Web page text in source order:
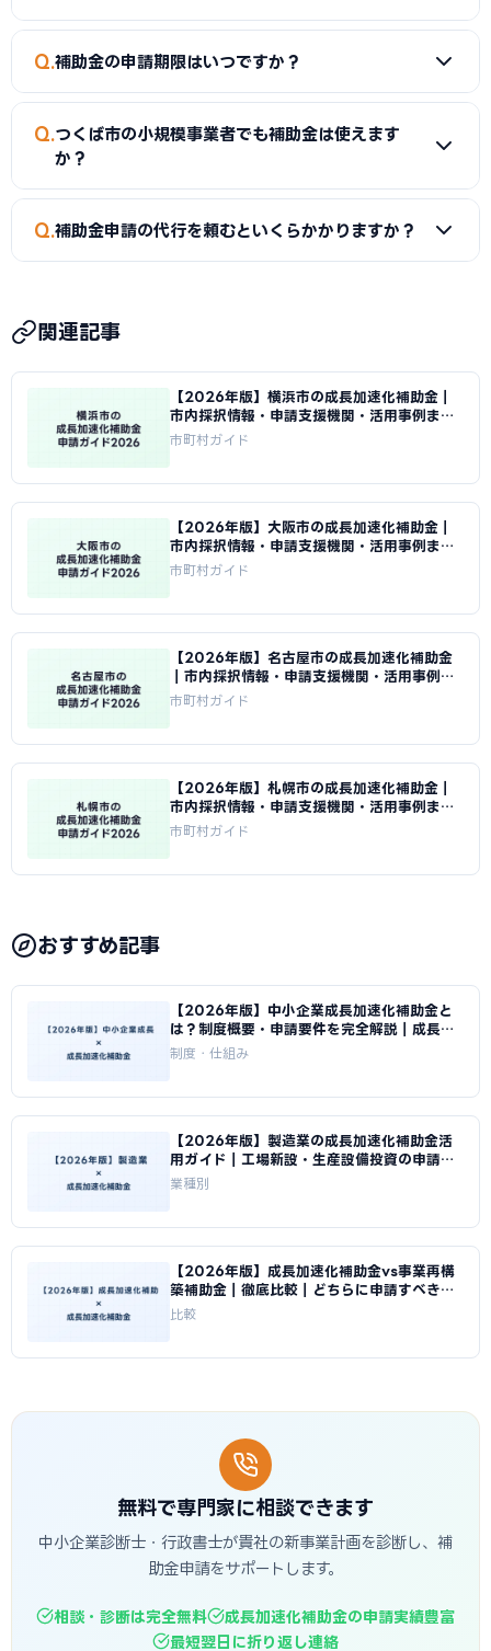
確認ください。
A
新市場進出（新たな市場への展開）、新製品開発、事業
が対象です。事業再構築補助金の後継制度として、中小企業の
新たな挑戦を幅広く支援しています。
Q 補助金の申請期限はいつですか？
A
補助金によって異なります。市独自の補助金は予算がなく
なり次第終了するものもあるため、早めの申請をおすすめし
Q つくば市の小規模事業者でも補助金は使えます
か？
A
はい。小規模事業者持続化補助金（上限50〜250万円）
Q 補助金申請の代行を頼むといくらかかりますか？
す。当サイトではつくば市に対応した専門家を無料でご紹介
しています。
関連記事
【2026年版】横浜市の成長加速化補助金｜
市内採択情報・申請支援機関・活用事例まと
め｜成長加速化補助金ナビ
市町村ガイド
【2026年版】大阪市の成長加速化補助金｜
市内採択情報・申請支援機関・活用事例まと
め｜成長加速化補助金ナビ
市町村ガイド
【2026年版】名古屋市の成長加速化補助金
｜市内採択情報・申請支援機関・活用事例ま
とめ｜成長加速化補助金ナビ
市町村ガイド
【2026年版】札幌市の成長加速化補助金｜
市内採択情報・申請支援機関・活用事例まと
め｜成長加速化補助金ナビ
市町村ガイド
おすすめ記事
【2026年版】中小企業成長加速化補助金と
は？制度概要・申請要件を完全解説｜成長加
速化補助金ナビ
制度・仕組み
【2026年版】製造業の成長加速化補助金活
用ガイド｜工場新設・生産設備投資の申請戦
略｜成長加速化補助金ナビ
業種別
【2026年版】成長加速化補助金vs事業再構
築補助金｜徹底比較｜どちらに申請すべきか
｜成長加速化補助金ナビ
比較
無料で専門家に相談できます
中小企業診断士・行政書士が貴社の新事業計画を診断し、補
助金申請をサポートします。
相談・診断は完全無料
成長加速化補助金の申請実績豊富
最短翌日に折り返し連絡